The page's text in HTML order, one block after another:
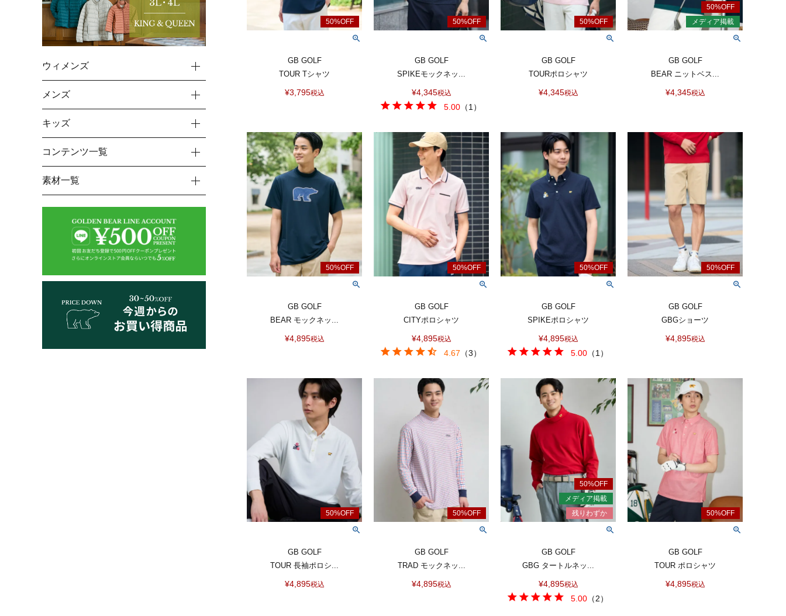
GB GOLF
TOUR Tシャツ
¥3,795税込
GB GOLF
SPIKEモックネッ...
¥4,345税込
5.00 （1）
GB GOLF
TOURポロシャツ
¥4,345税込
GB GOLF
BEAR ニットベス...
¥4,345税込
GB GOLF
BEAR モックネッ...
¥4,895税込
GB GOLF
CITYポロシャツ
¥4,895税込
4.67 （3）
GB GOLF
SPIKEポロシャツ
¥4,895税込
5.00 （1 ）
GB GOLF
GBGショーツ
¥4,895税込
GB GOLF
TOUR 長袖ポロシ...
¥4,895税込
GB GOLF
TRAD モックネッ...
¥4,895税込
GB GOLF
GBG タートルネッ...
¥4,895税込
5.00 （2）
GB GOLF
TOUR ポロシャツ
¥4,895税込
ウィメンズ
メンズ
キッズ
コンテンツ一覧
素材一覧